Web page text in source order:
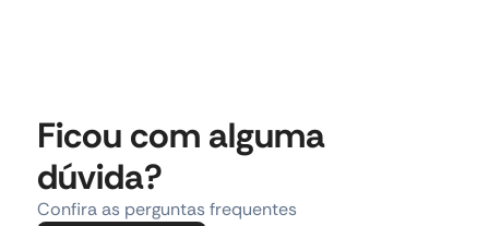
Ficou com alguma
dúvida?
Confira as perguntas frequentes